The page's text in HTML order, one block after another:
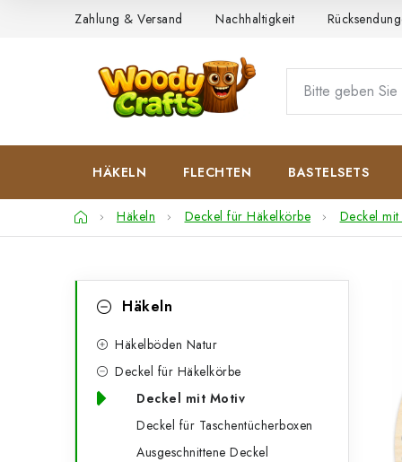
Zahlung & Versand Nachhaltigkeit
HÄKELN FLECHTEN BASTELSETS
StartseiteHäkeln Deckel für Häkelkörbe Deckel
überspringen
Häkeln
Häkelböden Natur
Deckel für Häkelkörbe
Deckel mit Motiv
Deckel für Taschentücherboxen
Ausgeschnittene Deckel